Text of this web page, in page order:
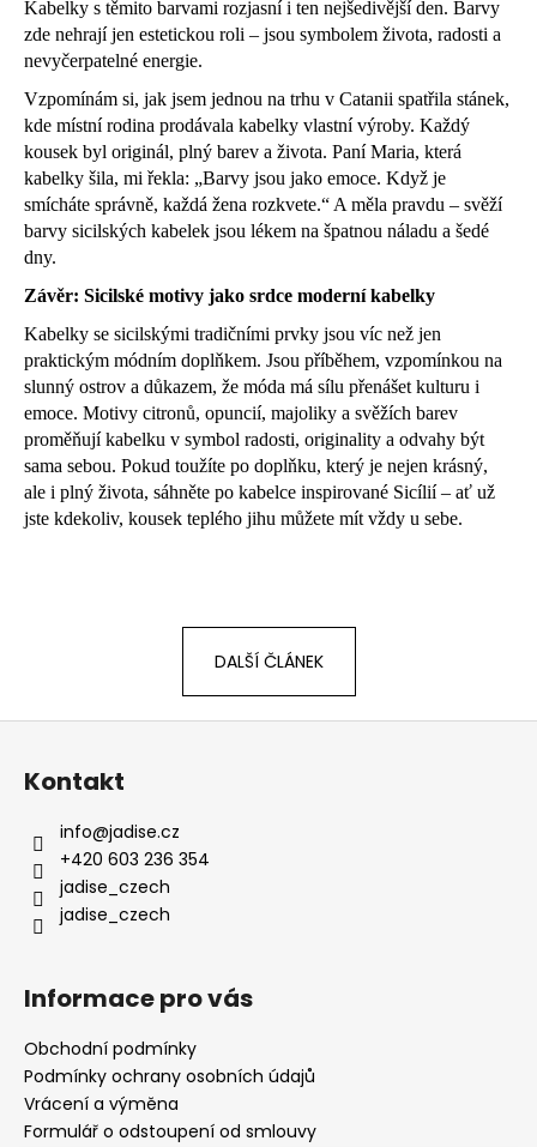
Kabelky s těmito barvami rozjasní i ten nejšedivější den. Barvy
zde nehrají jen estetickou roli – jsou symbolem života, radosti a
nevyčerpatelné energie.
Vzpomínám si, jak jsem jednou na trhu v Catanii spatřila stánek,
kde místní rodina prodávala kabelky vlastní výroby. Každý
kousek byl originál, plný barev a života. Paní Maria, která
kabelky šila, mi řekla: „Barvy jsou jako emoce. Když je
smícháte správně, každá žena rozkvete.“ A měla pravdu – svěží
barvy sicilských kabelek jsou lékem na špatnou náladu a šedé
dny.
Závěr: Sicilské motivy jako srdce moderní kabelky
Kabelky se sicilskými tradičními prvky jsou víc než jen
praktickým módním doplňkem. Jsou příběhem, vzpomínkou na
slunný ostrov a důkazem, že móda má sílu přenášet kulturu i
emoce. Motivy citronů, opuncií, majoliky a svěžích barev
proměňují kabelku v symbol radosti, originality a odvahy být
sama sebou. Pokud toužíte po doplňku, který je nejen krásný,
ale i plný života, sáhněte po kabelce inspirované Sicílií – ať už
jste kdekoliv, kousek teplého jihu můžete mít vždy u sebe.
DALŠÍ ČLÁNEK
Z
Kontakt
info@jadise.cz
+420 603 236 354
jadise_czech
jadise_czech
Informace pro vás
Obchodní podmínky
Podmínky ochrany osobních údajů
Vrácení a výměna
Formulář o odstoupení od smlouvy